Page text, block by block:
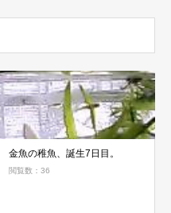
金魚の稚魚、誕生7日目。
閲覧数：36